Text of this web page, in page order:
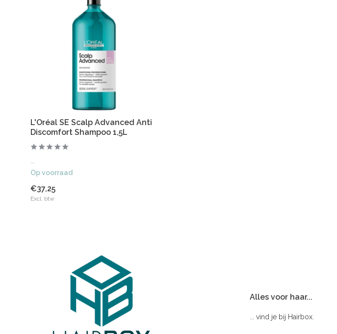
L'Oréal SE Scalp Advanced Anti
Discomfort Shampoo 1,5L
Op voorraad
€37,25
Excl. btw
Alles voor haar...
... vind je bij Hairbox.